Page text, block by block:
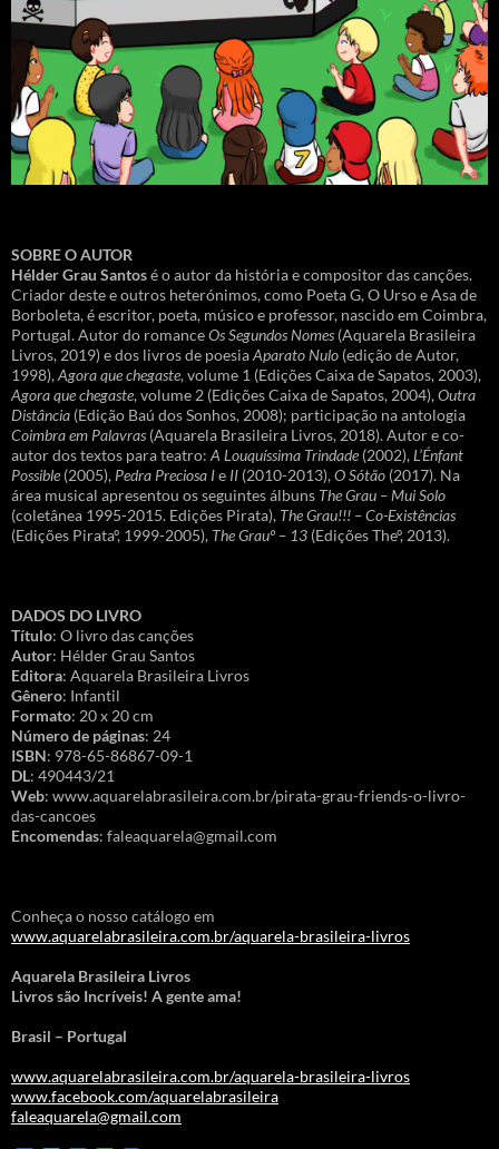
SOBRE O AUTOR
Hélder Grau Santosé o autor da história e compositor das canções.
Criador deste e outros heterónimos, como Poeta G, O Urso e Asa de
Borboleta, é escritor, poeta, músico e professor, nascido em Coimbra,
Portugal. Autor do romanceOs Segundos Nomes (Aquarela Brasileira
Livros, 2019) e dos livros de poesiaAparato Nulo (edição de Autor,
1998),Agora que chegaste, volume 1 (Edições Caixa de Sapatos, 2003),
Agora que chegaste, volume 2 (Edições Caixa de Sapatos, 2004),Outra
Distância (Edição Baú dos Sonhos, 2008); participação na antologia
Coimbra em Palavras (Aquarela Brasileira Livros, 2018). Autor e co-
autor dos textos para teatro: A Louquíssima Trindade (2002),L’Énfant
Possible (2005), Pedra Preciosa Ie II (2010-2013),O Sótão (2017). Na
área musical apresentou os seguintes álbuns The Grau – Mui Solo
(coletânea 1995-2015. Edições Pirata), The Grau!!! – Co-Existências
(Edições Pirataº, 1999-2005), The Grauº – 13 (Edições Theº, 2013).
DADOS DO LIVRO
Título: O livro das canções
Autor: Hélder Grau Santos
Editora: Aquarela Brasileira Livros
Gênero: Infantil
Formato: 20 x 20 cm
Número de páginas: 24
ISBN: 978-65-86867-09-1
DL: 490443/21
Web: www.aquarelabrasileira.com.br/pirata-grau-friends-o-livro-
das-cancoes
Encomendas: faleaquarela@gmail.com
Conheça o nosso catálogo em
www.aquarelabrasileira.com.br/aquarela-brasileira-livros
Aquarela Brasileira Livros
Livros são Incríveis! A gente ama!
Brasil – Portugal
www.aquarelabrasileira.com.br/aquarela-brasileira-livros
www.facebook.com/aquarelabrasileira
faleaquarela@gmail.com